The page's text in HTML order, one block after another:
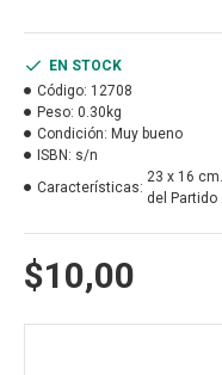
$10,00
EN STOCK
Código: 12708
Peso: 0.30kg
Condición: Muy bueno
ISBN: s/n
Características:
23 x 16
del